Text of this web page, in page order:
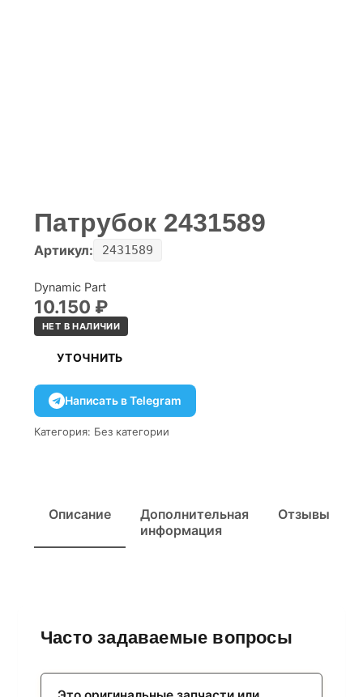
Патрубок 2431589
Артикул: 2431589
Dynamic Part
10.150 ₽
НЕТ В НАЛИЧИИ
УТОЧНИТЬ
Написать в Telegram
Категория: Без категории
Описание
Дополнительная
информация
Отзывы
Часто задаваемые вопросы